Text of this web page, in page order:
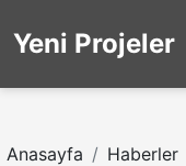
Yeni Projeler
Anasayfa Haberler